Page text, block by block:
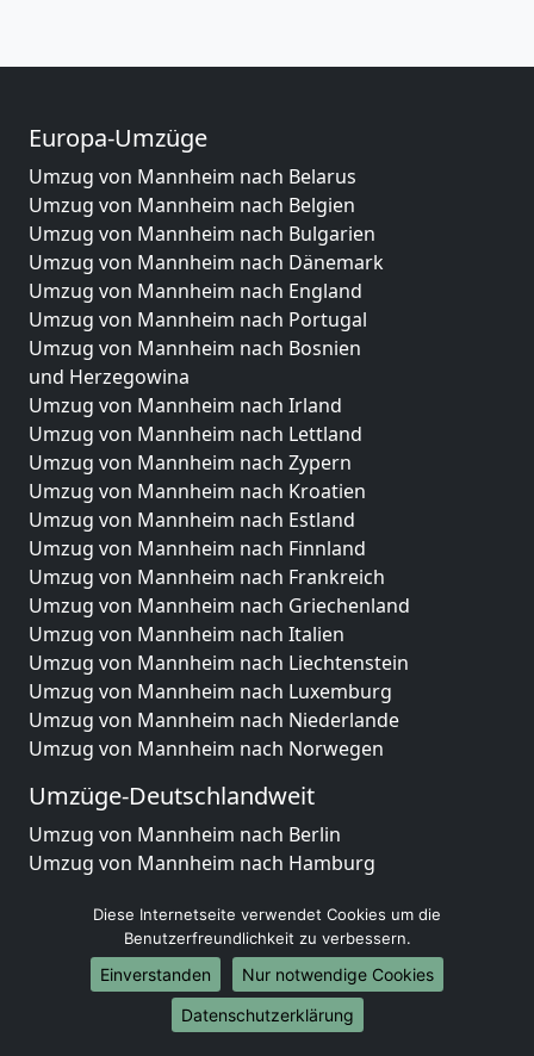
Europa-Umzüge
Umzug von Mannheim nach Belarus
Umzug von Mannheim nach Belgien
Umzug von Mannheim nach Bulgarien
Umzug von Mannheim nach Dänemark
Umzug von Mannheim nach England
Umzug von Mannheim nach Portugal
Umzug von Mannheim nach Bosnien
und Herzegowina
Umzug von Mannheim nach Irland
Umzug von Mannheim nach Lettland
Umzug von Mannheim nach Zypern
Umzug von Mannheim nach Kroatien
Umzug von Mannheim nach Estland
Umzug von Mannheim nach Finnland
Umzug von Mannheim nach Frankreich
Umzug von Mannheim nach Griechenland
Umzug von Mannheim nach Italien
Umzug von Mannheim nach Liechtenstein
Umzug von Mannheim nach Luxemburg
Umzug von Mannheim nach Niederlande
Umzug von Mannheim nach Norwegen
Umzüge-Deutschlandweit
Umzug von Mannheim nach Berlin
Umzug von Mannheim nach Hamburg
Umzug von Mannheim nach Köln
Umzug von Mannheim nach Frankfurt am Main
Umzug von Mannheim nach Stuttgart
Umzug von Mannheim nach Düsseldorf
Umzug von Mannheim nach Leipzig
Diese Internetseite verwendet Cookies um die
Benutzerfreundlichkeit zu verbessern.
Einverstanden
Nur notwendige Cookies
Datenschutzerklärung